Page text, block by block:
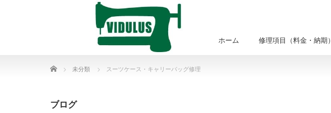
ホーム 修理項目（料金・納期）
Home 未分類 スーツケース・キャリーバッグ修理
ブログ